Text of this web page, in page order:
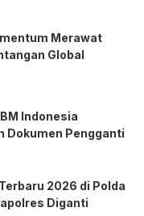
Merawat
Global
Indonesia
Dokumen Pengganti
2026 di Polda
Diganti